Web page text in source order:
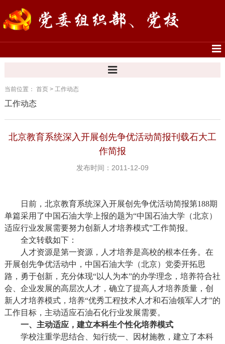
当前位置： 首页> 工作动态
工作动态
北京教育系统深入开展创先争优活动简报刊载石大工
作简报
发布时间：2011-12-09
日前，北京教育系统深入开展创先争优活动简报第188期
单篇采用了中国石油大学上报的题为“中国石油大学（北京）
适应行业发展需要努力创新人才培养模式”工作简报。
全文转载如下：
人才资源是第一资源，人才培养是高校的根本任务。在
开展创先争优活动中，中国石油大学（北京）党委开拓思
路，勇于创新，充分体现“以人为本”的办学理念，培养符合社
会、企业发展的高层次人才，确立了提高人才培养质量，创
新人才培养模式，培养“优秀工程技术人才和石油领军人才”的
工作目标， 主动适应石油石化行业发展需要。
一、主动适应，建立本科生个性化培养模式
学校注重学思结合、知行统一、因材施教，建立了本科